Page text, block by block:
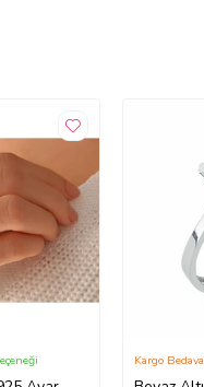
Kargo Bedava